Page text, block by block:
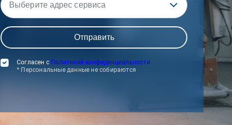
Выберите адрес сервиса
Согласен с Политикой конфиденциальности
* Персональные данные не собираются